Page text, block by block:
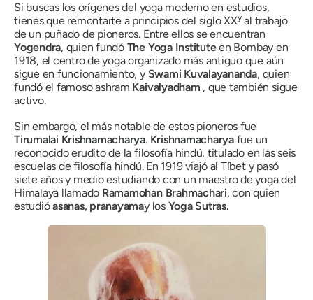
Si buscas los orígenes del yoga moderno en estudios,
tienes que remontarte a principios del siglo XXyal trabajo
de un puñado de pioneros. Entre ellos se encuentran
Yogendra, quien fundó The Yoga Instituteen Bombay en
1918, el centro de yoga organizado más antiguo que aún
sigue en funcionamiento, y Swami Kuvalayananda, quien
fundó el famoso ashram Kaivalyadham , que también sigue
activo.
Sin embargo, el más notable de estos pioneros fue
Tirumalai Krishnamacharya. Krishnamacharyafue un
reconocido erudito de la filosofía hindú, titulado en las seis
escuelas de filosofía hindú. En 1919 viajó al Tíbet y pasó
siete años y medio estudiando con un maestro de yoga del
Himalaya llamado Ramamohan Brahmachari, con quien
estudióasanas, pranayamay los Yoga Sutras.